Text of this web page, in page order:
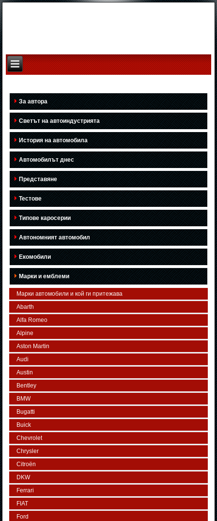
За автора
Светът на автоиндустрията
История на автомобила
Автомобилът днес
Представяне
Тестове
Типове каросерии
Автономният автомобил
Екомобили
Марки и емблеми
Марки автомобили и кой ги притежава
Abarth
Alfa Romeo
Alpine
Aston Martin
Audi
Austin
Bentley
BMW
Bugatti
Buick
Chevrolet
Chrysler
Citroën
DKW
Ferrari
FIAT
Ford